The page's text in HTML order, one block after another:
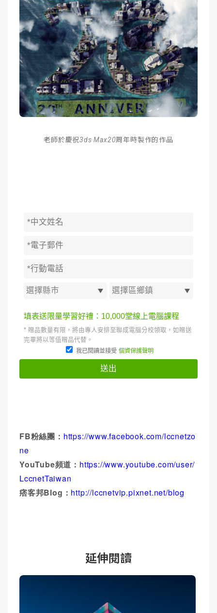
老師於慶祝3ds Max20周年時製作的作品
FB粉絲團： https://www.facebook.com/lccnetzo
ne
YouTube頻道： https://www.youtube.com/user/
LccnetTaiwan
痞客邦Blog： http://lccnetvip.pixnet.net/blog
延伸閱讀